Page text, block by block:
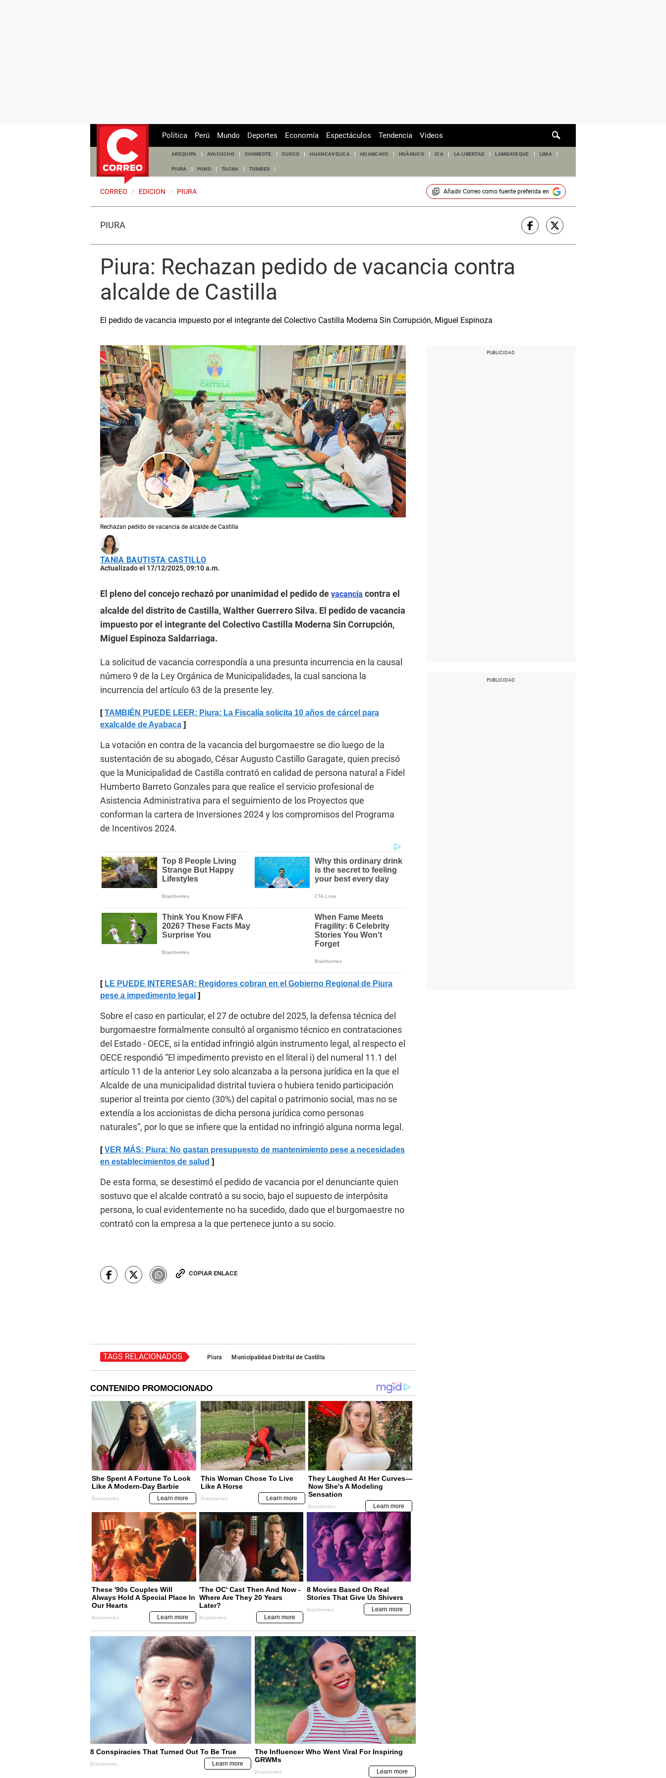
de
Política Perú Mundo Deportes Economía Espectáculos Tendencia Videos
AREQUIPA AYACUCHO CHIMBOTE CUSCO HUANCAVELICA HUANCAYO HUÁNUCO ICA LA LIBERTAD LAMBAYEQUE LIMA
PIURA PUNO TACNA TUMBES
CORREO > EDICION > PIURA Añadir Correocomo fuente preferida en
PIURA
Piura: Rechazan pedido de vacancia contra
alcalde de Castilla
El pedido de vacancia impuesto por el integrante del Colectivo Castilla Moderna Sin Corrupción, Miguel Espinoza
Rechazan pedido de vacancia de alcalde de Castilla
TANIA BAUTISTA CASTILLO
Actualizado el 17/12/2025, 09:10 a.m.
El pleno del concejo rechazó por unanimidad el pedido de vacancia contra el
alcalde del distrito de Castilla, Walther Guerrero Silva. El pedido de vacancia
impuesto por el integrante del Colectivo Castilla Moderna Sin Corrupción,
Miguel Espinoza Saldarriaga.
La solicitud de vacancia correspondía a una presunta incurrencia en la causal
número 9 de la Ley Orgánica de Municipalidades, la cual sanciona la
incurrencia del artículo 63 de la presente ley.
TAMBIÉN PUEDE LEER: Piura: La Fiscalía solicita 10 años de cárcel para
exalcalde de Ayabaca
La votación en contra de la vacancia del burgomaestre se dio luego de la
sustentación de su abogado, César Augusto Castillo Garagate, quien precisó
que la Municipalidad de Castilla contrató en calidad de persona natural a Fidel
Humberto Barreto Gonzales para que realice el servicio profesional de
Asistencia Administrativa para el seguimiento de los Proyectos que
conforman la cartera de Inversiones 2024 y los compromisos del Programa
de Incentivos 2024.
LE PUEDE INTERESAR: Regidores cobran en el Gobierno Regional de Piura
pese a impedimento legal
Sobre el caso en particular, el 27 de octubre del 2025, la defensa técnica del
burgomaestre formalmente consultó al organismo técnico en contrataciones
del Estado - OECE, si la entidad infringió algún instrumento legal, al respecto el
OECE respondió “El impedimento previsto en el literal i) del numeral 11.1 del
artículo 11 de la anterior Ley solo alcanzaba a la persona jurídica en la que el
Alcalde de una municipalidad distrital tuviera o hubiera tenido participación
superior al treinta por ciento (30%) del capital o patrimonio social, mas no se
extendía a los accionistas de dicha persona jurídica como personas
naturales”, por lo que se infiere que la entidad no infringió alguna norma legal.
VER MÁS: Piura: No gastan presupuesto de mantenimiento pese a necesidades
en establecimientos de salud
De esta forma, se desestimó el pedido de vacancia por el denunciante quien
sostuvo que el alcalde contrató a su socio, bajo el supuesto de interpósita
persona, lo cual evidentemente no ha sucedido, dado que el burgomaestre no
contrató con la empresa a la que pertenece junto a su socio.
COPIAR ENLACE
TAGS RELACIONADOS Piura Municipalidad Distrital de Castilla